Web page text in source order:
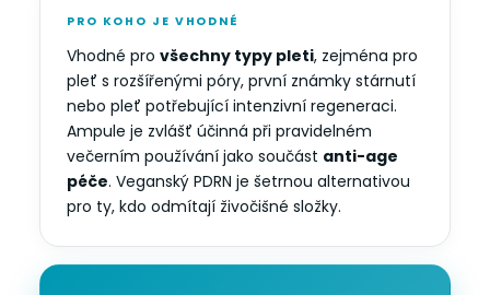
PRO KOHO JE VHODNÉ
Vhodné pro všechny typy pleti, zejména pro
pleť s rozšířenými póry, první známky stárnutí
nebo pleť potřebující intenzivní regeneraci.
Ampule je zvlášť účinná při pravidelném
večerním používání jako součást anti-age
péče. Veganský PDRN je šetrnou alternativou
pro ty, kdo odmítají živočišné složky.